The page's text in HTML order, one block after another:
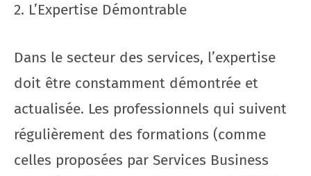
2. L’Expertise Démontrable
Dans le secteur des services, l’expertise
doit être constamment démontrée et
actualisée. Les professionnels qui suivent
régulièrement des formations (comme
celles proposées par Services Business